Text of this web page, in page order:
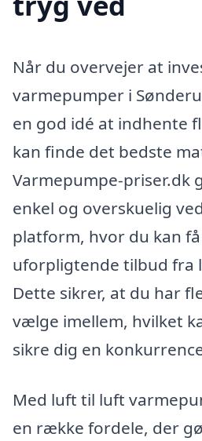
Når du overvejer at
varmepumper i
en god idé at indhente
kan finde det bedste
Varmepumpe-priser.dk
enkel og overskuelig
platform, hvor du kan
uforpligtende tilbud fra
Dette sikrer, at du har
vælge imellem, hvilket
sikre dig en
Med luft til luft
en række fordele, der